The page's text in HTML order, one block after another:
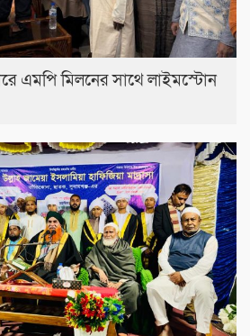
এমপি মিলনের সাথে লাইমস্টোন